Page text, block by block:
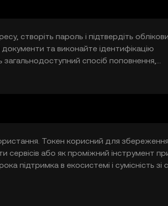
створіть пароль і підтвердіть
та виконайте ідентифікацію
спосіб поповнення,
рахунок. 4) Знайдіть USD Coin в списку
Токен корисний для збереження
сервісів або як проміжний інструмент
підтримка в екосистемі і сумісність зі
контексту платформи та загальної